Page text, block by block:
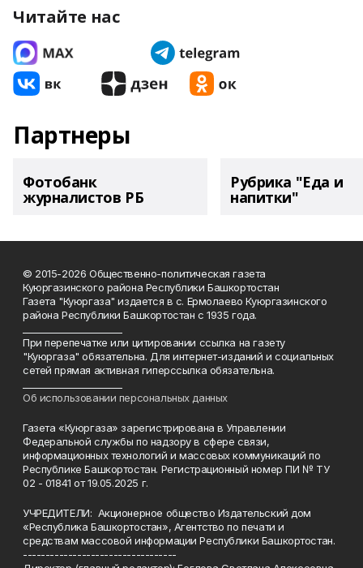
Читайте нас
Партнеры
Фотобанк
журналистов РБ
Рубрика "Еда и
напитки"
© 2015-2026 Общественно-политическая газета
Куюргазинского района Республики Башкортостан
Газета "Куюргаза" издается в с. Ермолаево Куюргазинского
района Республики Башкортостан с 1935 года.
При перепечатке или цитировании ссылка на газету
"Куюргаза" обязательна. Для интернет-изданий и социальных
сетей прямая активная гиперссылка обязательна.
Об использовании персональных данных
Газета «Куюргаза» зарегистрирована в Управлении
Федеральной службы по надзору в сфере связи,
информационных технологий и массовых коммуникаций по
Республике Башкортостан. Регистрационный номер ПИ № ТУ
02 - 01841 от 19.05.2025 г.
УЧРЕДИТЕЛИ: Акционерное общество Издательский дом
«Республика Башкортостан», Агентство по печати и
средствам массовой информации Республики Башкортостан.
----------------------------------